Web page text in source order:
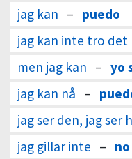
jag kan – puedo
jag kan inte tro det
men jag kan – yo
jag kan nå –
jag ser den, jag ser
jag gillar inte –